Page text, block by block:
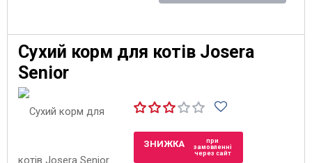
Сухий корм для котів Josera
Senior
ЗНИЖКА
при
замовленні
через сайт